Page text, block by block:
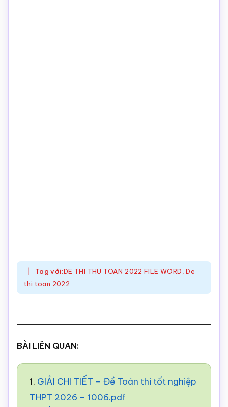
Tag với:DE THI THU TOAN 2022 FILE WORD,De
thi toan 2022
BÀI LIÊN QUAN:
1. GIẢI CHI TIẾT – Đề Toán thi tốt nghiệp
THPT 2026 – 1006.pdf